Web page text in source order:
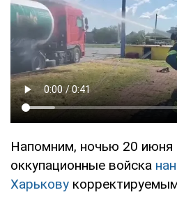
Напомним, ночью 20 июня
оккупационные войска
Харькову